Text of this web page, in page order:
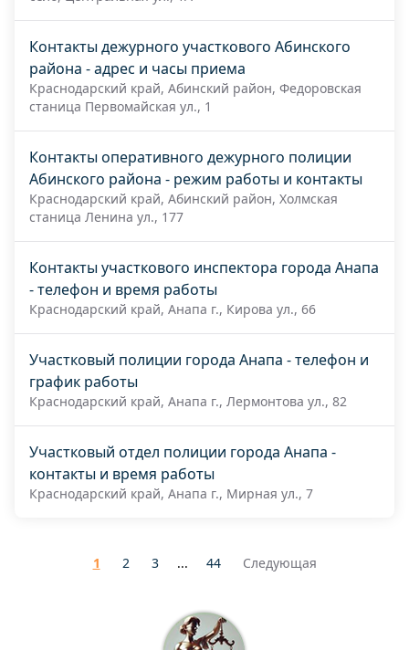
Контакты дежурного участкового Абинского
района - адрес и часы приема
Краснодарский край, Абинский район, Федоровская
станица Первомайская ул., 1
Контакты оперативного дежурного полиции
Абинского района - режим работы и контакты
Краснодарский край, Абинский район, Холмская
станица Ленина ул., 177
Контакты участкового инспектора города Анапа
- телефон и время работы
Краснодарский край, Анапа г., Кирова ул., 66
Участковый полиции города Анапа - телефон и
график работы
Краснодарский край, Анапа г., Лермонтова ул., 82
Участковый отдел полиции города Анапа -
контакты и время работы
Краснодарский край, Анапа г., Мирная ул., 7
1 2 3 ... 44 Следующая